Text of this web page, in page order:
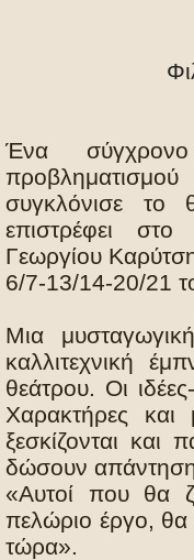
Ένα σύγχρονο
συγκλόνισε το
επιστρέφει
Γεωργίου
6/7-13/14-20/21
Μια
καλλιτεχνική
θεάτρου. Οι
Χαρακτήρες και
ξεσκίζονται
δώσουν
«Αυτοί που θα
πελώριο έργο, θα
τώρα».